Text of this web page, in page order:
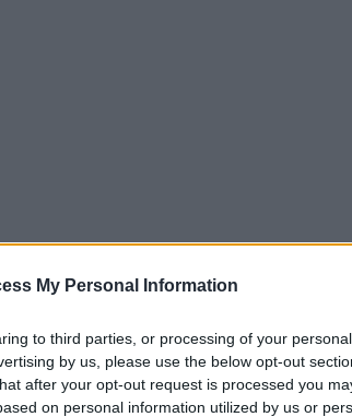
My Personal Information
to third parties, or processing of your
by us, please use the below opt-out
after your opt-out request is processed you
on personal information utilized by us or